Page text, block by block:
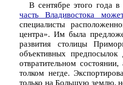
В сентябре этого года
часть Владивостока
специалисты
центра». Им была
развития столицы
объективных
отвратительном
толком негде.
только на Большую землю,